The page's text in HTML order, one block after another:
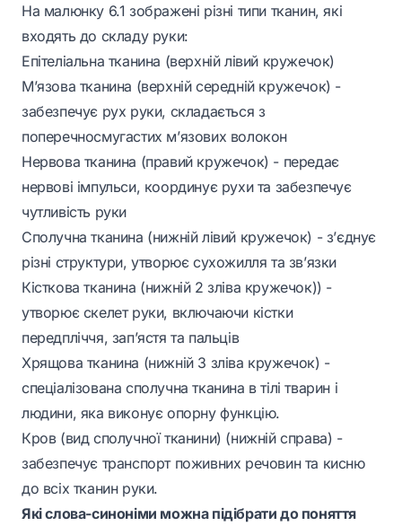
На малюнку 6.1 зображені різні типи тканин, які
входять до складу руки:
Епітеліальна тканина (верхній лівий кружечок)
М’язова тканина (верхній середній кружечок) -
забезпечує рух руки, складається з
поперечносмугастих м’язових волокон
Нервова тканина (правий кружечок) - передає
нервові імпульси, координує рухи та забезпечує
чутливість руки
Сполучна тканина (нижній лівий кружечок) - з’єднує
різні структури, утворює сухожилля та зв’язки
Кісткова тканина (нижній 2 зліва кружечок)) -
утворює скелет руки, включаючи кістки
передпліччя, зап’ястя та пальців
Хрящова тканина (нижній 3 зліва кружечок) -
спеціалізована сполучна тканина в тілі тварин і
людини, яка виконує опорну функцію.
Кров (вид сполучної тканини) (нижній справа) -
забезпечує транспорт поживних речовин та кисню
до всіх тканин руки.
Які слова-синоніми можна підібрати до поняття